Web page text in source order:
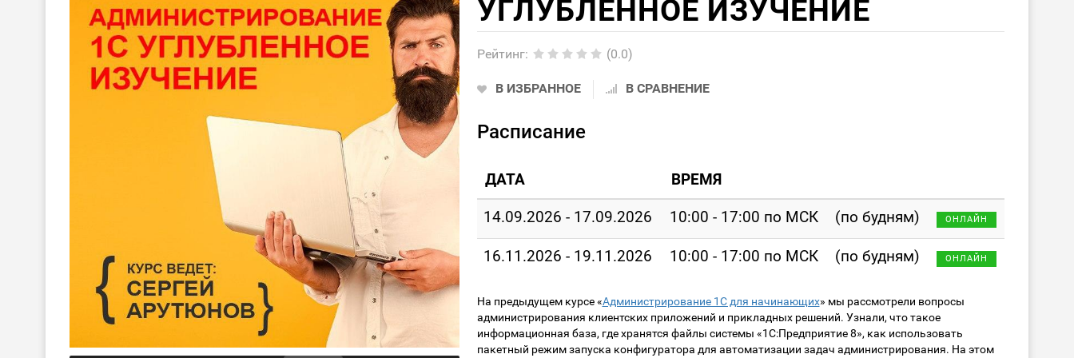
УГЛУБЛЕННОЕ ИЗУЧЕНИЕ
Рейтинг: (0.0)
В ИЗБРАННОЕ В СРАВНЕНИЕ
Расписание
ДАТА ВРЕМЯ
14.09.2026 - 17.09.2026 10:00 - 17:00 по МСК (по будням) ОНЛАЙН
16.11.2026 - 19.11.2026 10:00 - 17:00 по МСК (по будням) ОНЛАЙН
На предыдущем курсе «Администрирование 1С для начинающих» мы рассмотрели вопросы
администрирования клиентских приложений и прикладных решений. Узнали, что такое
информационная база, где хранятся файлы системы «1С:Предприятие 8», как использовать
пакетный режим запуска конфигуратора для автоматизации задач администрирования. На этом